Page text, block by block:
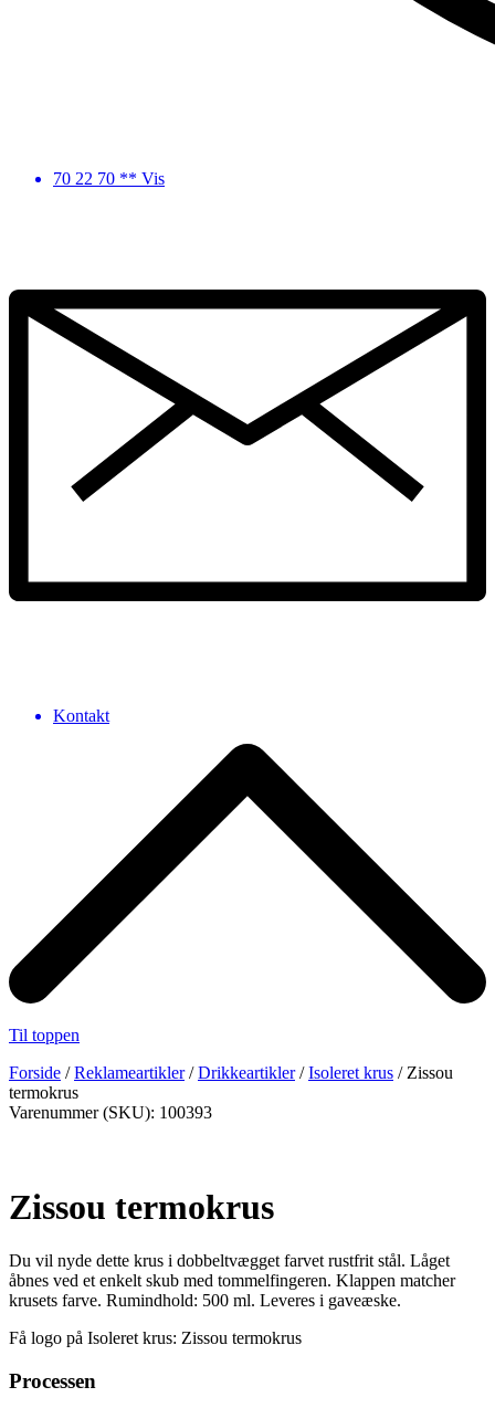
70 22 70 ** Vis
Kontakt
Til toppen
Forside /Reklameartikler/Drikkeartikler/Isoleret krus / Zissou
termokrus
Varenummer (SKU): 100393
Zissou termokrus
Du vil nyde dette krus i dobbeltvægget farvet rustfrit stål. Låget
åbnes ved et enkelt skub med tommelfingeren. Klappen matcher
krusets farve. Rumindhold: 500 ml. Leveres i gaveæske.
Få logo på Isoleret krus: Zissou termokrus
Processen